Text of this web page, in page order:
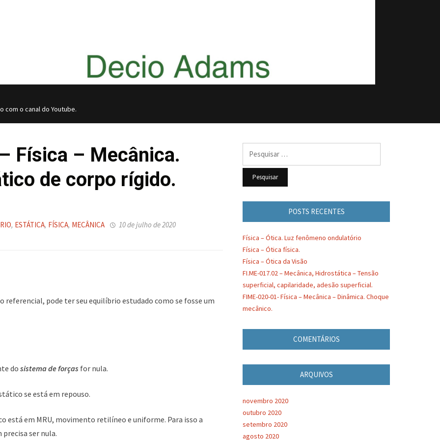
com o canal do Youtube.
Física – Mecânica.
de corpo rígido.
, ESTÁTICA, FÍSICA, MECÂNICA 10 de julho de 2020
referencial, pode ter seu equilíbrio estudado como se fosse um
do sistema de forças for nula.
se está em repouso.
está em MRU, movimento retilíneo e uniforme. Para isso a
ser nula.
POSTS RECENTES
Física – Ótica. Luz fenômeno ondulatório
Física – Ótica física.
Física – Ótica da Visão
FI.ME-017.02 – Mecânica, Hidrostática – Tensão
superficial, capilaridade, adesão superficial.
FIME-020-01- Física – Mecânica – Dinâmica. Choque
mecânico.
COMENTÁRIOS
ARQUIVOS
novembro 2020
outubro 2020
setembro 2020
agosto 2020